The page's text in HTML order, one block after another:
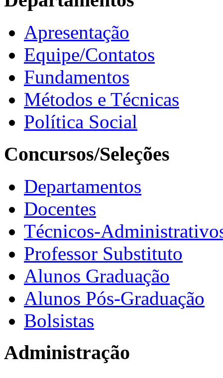
Apresentação
Equipe/Contatos
Fundamentos
Métodos e Técnicas
Política Social
Concursos/Seleções
Departamentos
Docentes
Técnicos-
Professor Substituto
Alunos Graduação
Alunos Pós-Graduação
Bolsistas
Administração